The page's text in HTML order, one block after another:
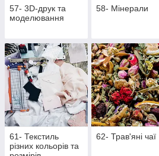
57- 3D-друк та
моделювання
58- Мінерали
61- Текстиль
різних кольорів та
62- Трав'яні чаї